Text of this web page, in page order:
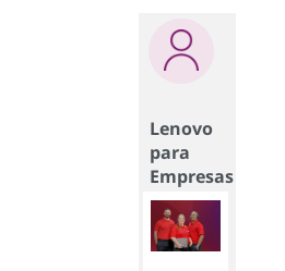
Lenovo
para
Empresas